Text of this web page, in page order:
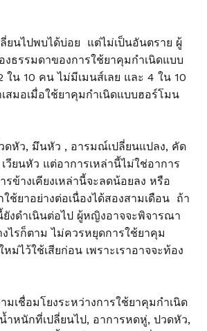
ยนไปพบได้บ่อย แต่ไม่เป็นอันตราย ผู้
งธรรมดาของการใช้ยาคุมกำเนิดแบบ
ใน 10 คน ไม่มีเมนส์เลย และ 4 ใน 10
สมอเมื่อใช้ยาคุมกำเนิดแบบฮอร์โมน
ดหัว, มึนหัว , อารมณ์เปลี่ยนแปลง, คัด
วียนหัว แต่อาการเหล่านี้ไม่ใช่อาการ
ข้างเคียงเหล่านี้จะลดน้อยลง หรือ
ช้ยาอย่างต่อเนื่องได้สองสามเดือน ถ้า
ยังดำเนินต่อไป ผู้หญิงอาจจะพิจารณา
งไรก็ตาม ไม่ควรหยุดการใช้ยาคุม
ม่ไว้ใช้เสียก่อน เพราะเราอาจจะท้อง
เชื่อมโยงระหว่างการใช้ยาคุมกำเนิด
ำหนักที่เปลี่ยนไป, อาการหดหู่, ปวดหัว,